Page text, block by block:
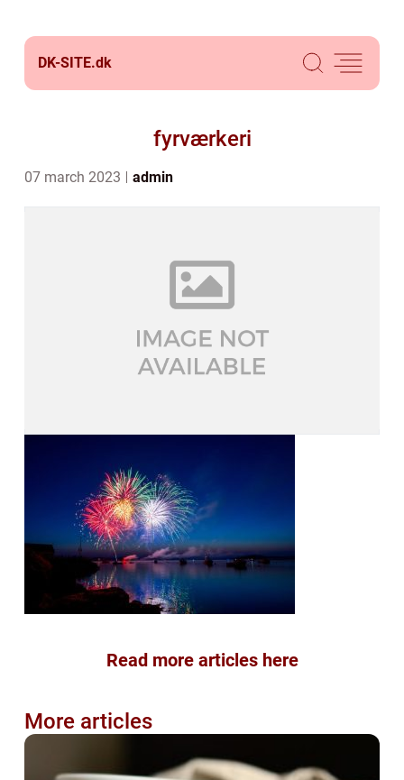
DK-SITE.dk
fyrværkeri
07 march 2023 admin
Read more articles here
More articles